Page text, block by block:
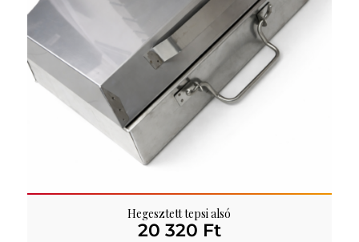
Hegesztett tepsi alsó
20 320 Ft